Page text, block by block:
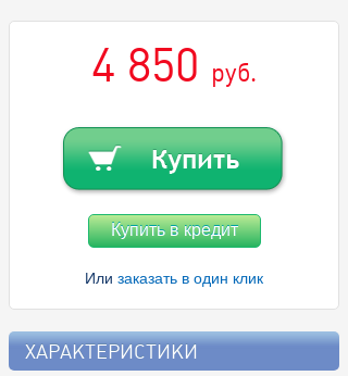
4 850 руб.
Купить в кредит
Или заказать в один клик
ХАРАКТЕРИСТИКИ